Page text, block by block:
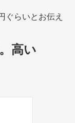
ぐらいとお伝え
高い